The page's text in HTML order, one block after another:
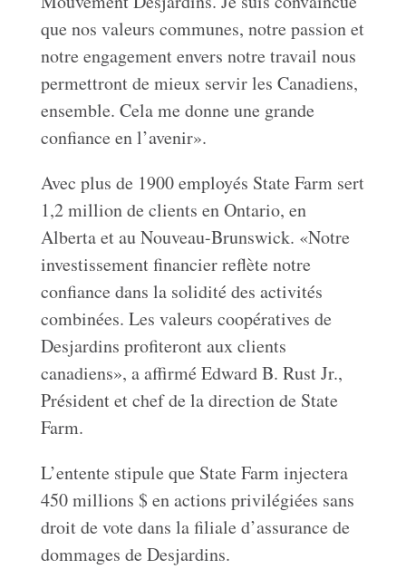
que nos valeurs communes, notre passion et
notre engagement envers notre travail nous
permettront de mieux servir les Canadiens,
ensemble. Cela me donne une grande
confiance en l’avenir».
Avec plus de 1900 employés State Farm sert
1,2 million de clients en Ontario, en
Alberta et au Nouveau-Brunswick. «Notre
investissement financier reflète notre
confiance dans la solidité des activités
combinées. Les valeurs coopératives de
Desjardins profiteront aux clients
canadiens», a affirmé Edward B. Rust Jr.,
Président et chef de la direction de State
Farm.
L’entente stipule que State Farm injectera
450 millions $ en actions privilégiées sans
droit de vote dans la filiale d’assurance de
dommages de Desjardins.